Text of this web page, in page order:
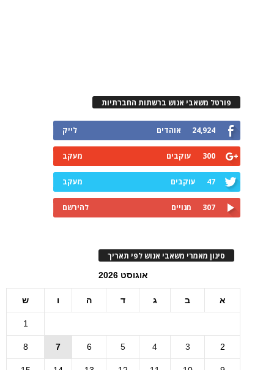
פורטל משאבי אנוש ברשתות החברתיות
24,924 אוהדים לייק
300 עוקבים מעקב
47 עוקבים מעקב
307 מנויים להירשם
סינון מאמרי משאבי אנוש לפי תאריך
אוגוסט 2026
א ב ג ד ה ו ש
1
2
3
4
5
6
7
8